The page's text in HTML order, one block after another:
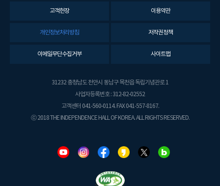
고객헌장 이용약관
개인정보처리방침 저작권정책
이메일무단수집거부 사이트맵
31232 충청남도 천안시 동남구 목천읍 독립기념관로 1
사업자등록번호 : 312-82-02552
고객센터 041-560-0114. FAX 041-557-8167.
ⓒ 2018 THE INDEPENDENCE HALL OF KOREA. ALL RIGHTS RESERVED.